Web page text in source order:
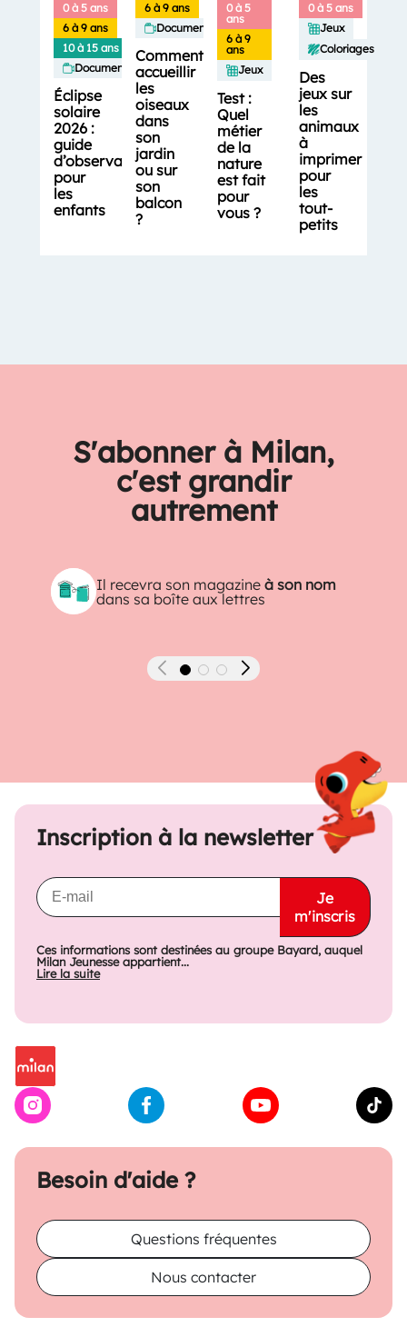
0 à 5 ans
6 à 9 ans
10 à 15 ans
Documentaires
Éclipse
solaire
2026 :
guide
d’observation
pour
les
enfants
6 à 9 ans
Documentaires
Comment
accueillir
les
oiseaux
dans
son
jardin
ou sur
son
balcon
?
0 à 5
ans
6 à 9
ans
Jeux
Test :
Quel
métier
de la
nature
est fait
pour
vous ?
0 à 5 ans
Jeux
Coloriages
Des
jeux sur
les
animaux
à
imprimer
pour
les
tout-
petits
S'abonner à Milan,
c'est grandir
autrement
Il recevra son magazineà son nom
dans sa boîte aux lettres
Précédent Suivant
Besoin d'aide ?
Questions fréquentes
Nous contacter
Inscription à la newsletter
Je
m'inscris
Ces informations sont destinées au groupe Bayard, auquel
Milan Jeunesse appartient...
Lire la suite